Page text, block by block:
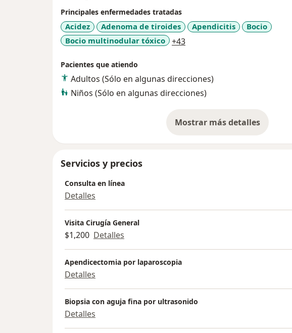
Principales enfermedades tratadas
Acidez Adenoma de tiroides Apendicitis
Bocio
Bocio multinodular tóxico
+43a11y_sr_more_diseases
Pacientes que atiendo
Adultos (Sólo en algunas direcciones)
Niños (Sólo en algunas direcciones)
Mostrar más detalles
sobre la experiencia
Servicios y precios
Consulta en línea
Detalles
Visita Cirugía General
$1,200 Detalles
Apendicectomia por laparoscopia
Detalles
Biopsia con aguja fina por ultrasonido
Detalles